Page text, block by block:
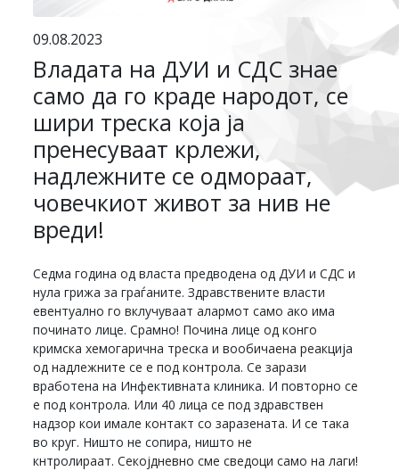
09.08.2023
Владата на ДУИ и СДС знае
само да го краде народот, се
шири треска која ја
пренесуваат крлежи,
надлежните се одмораат,
човечкиот живот за нив не
вреди!
Седма година од власта предводена од ДУИ и СДС и
нула грижа за граѓаните. Здравствените власти
евентуално го вклучуваат алармот само ако има
починато лице. Срамно! Почина лице од конго
кримска хемогарична треска и вообичаена реакција
од надлежните се е под контрола. Се зарази
вработена на Инфективната клиника. И повторно се
е под контрола. Или 40 лица се под здравствен
надзор кои имале контакт со заразената. И се така
во круг. Ништо не сопира, ништо не
кнтролираат. Секојдневно сме сведоци само на лаги!